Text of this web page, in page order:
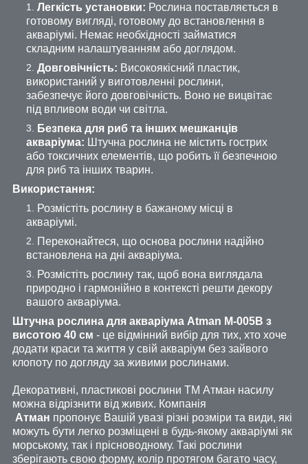
Легкість установки: Рослина поставляється в
готовому вигляді, готовому до встановлення в
акваріумі. Немає необхідності займатися
складним налаштуванням або доглядом.
Довговічність: Високоякісний пластик,
використаний у виготовленні рослини,
забезпечує його довговічність. Воно не вицвітає
під впливом води чи світла.
Безпека для риб та інших мешканців
акваріума: Штучна рослина не містить гострих
або токсичних елементів, що робить її безпечною
для риб та інших тварин.
Використання:
Розмістіть рослину в бажаному місці в
акваріумі.
Переконайтеся, що основа рослини надійно
встановлена на дні акваріума.
Розмістіть рослину так, щоб вона виглядала
природно і гармонійно в контексті решти декору
вашого акваріума.
Штучна рослина для акваріума Atman M-005B з
висотою 40 см - це відмінний вибір для тих, хто хоче
додати краси та життя у свій акваріум без зайвого
клопоту по догляду за живими рослинами.
Декоративні, пластикові рослини ТМ Атман насилу
можна відрізнити від живих. Компанія
Атман пропонує Вашій увазі різні розміри та види, які
можуть бути легко розміщені в будь-якому акваріумі як
морському, так і прісноводному. Такі рослини
зберігають свою форму, колір протягом багато часу,